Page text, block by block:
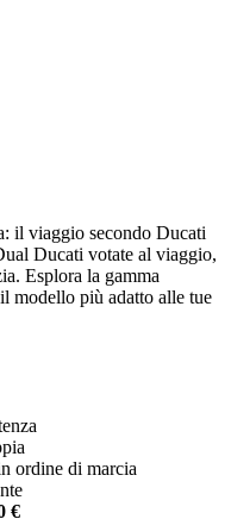
il viaggio secondo Ducati
Ducati votate al viaggio,
Esplora la gamma
modello più adatto alle tue
ordine di marcia
€